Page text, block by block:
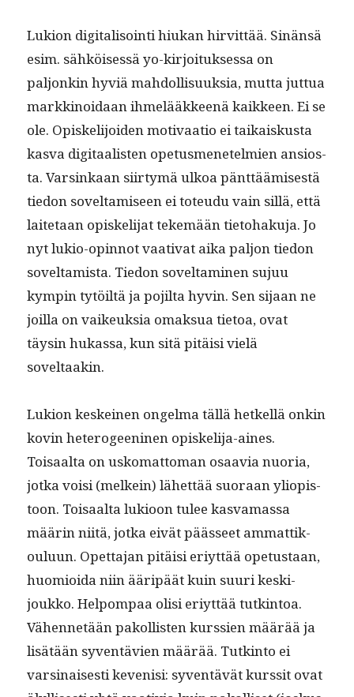
Lukion dig­i­tal­isoin­ti hiukan hirvit­tää. Sinän­sä
esim. sähköisessä yo-kir­joituk­ses­sa on
paljonkin hyviä mah­dol­lisuuk­sia, mut­ta jut­tua
markki­noidaan ihmelääk­keenä kaik­keen. Ei se
ole. Opiske­li­joiden moti­vaa­tio ei taikaiskus­ta
kas­va dig­i­taal­is­ten ope­tus­menetelmien ansios­
ta. Varsinkaan siir­tymä ulkoa pänt­täämis­es­tä
tiedon soveltamiseen ei toteudu vain sil­lä, että
laite­taan opiske­li­jat tekemään tieto­haku­ja. Jo
nyt lukio-opin­not vaa­ti­vat aika paljon tiedon
soveltamista. Tiedon sovelt­a­mi­nen sujuu
kympin tytöiltä ja pojil­ta hyvin. Sen sijaan ne
joil­la on vaikeuk­sia omak­sua tietoa, ovat
täysin hukas­sa, kun sitä pitäisi vielä
soveltaakin.
Lukion keskeinen ongel­ma täl­lä het­kel­lä onkin
kovin het­ero­geeni­nen opiske­li­ja-aines.
Toisaal­ta on usko­mat­toman osaavia nuo­ria,
jot­ka voisi (melkein) lähet­tää suo­raan yliopis­
toon. Toisaal­ta lukioon tulee kas­va­mas­sa
määrin niitä, jot­ka eivät päässeet ammat­tik­
oulu­un. Opet­ta­jan pitäisi eriyt­tää ope­tus­taan,
huomioi­da niin ääripäät kuin suuri keski­
joukko. Helpom­paa olisi eriyt­tää tutk­in­toa.
Vähen­netään pakol­lis­ten kurssien määrää ja
lisätään syven­tävien määrää. Tutk­in­to ei
varsi­nais­es­ti kevenisi: syven­tävät kurssit ovat